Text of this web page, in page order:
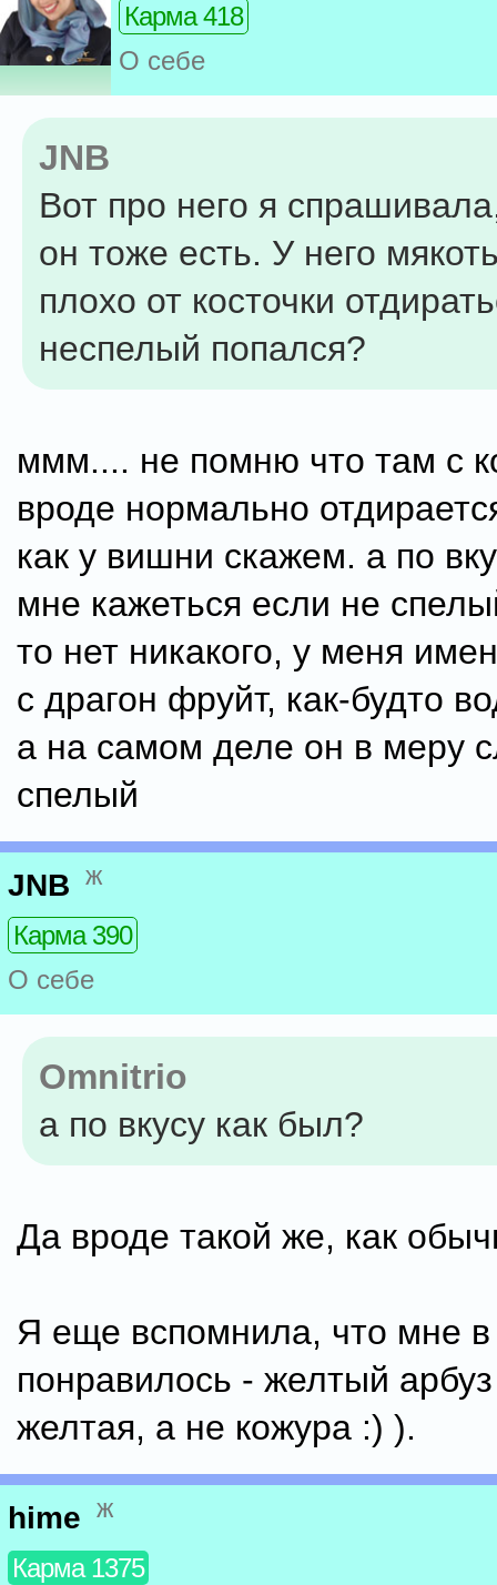
Карма 418
О себе
JNB
Вот про него я
он тоже есть. У него
плохо от косточки
неспелый попался?
ммм.... не помню что там с
вроде нормально
как у вишни скажем. а по
мне кажеться если не
то нет никакого, у меня
с драгон фруйт, как-будто
а на самом деле он в меру
спелый
JNB ж
Карма 390
О себе
Omnitrio
а по вкусу как был?
Да вроде такой же, как
Я еще вспомнила, что мне
понравилось - желтый
желтая, а не кожура :) ).
hime ж
Карма 1375